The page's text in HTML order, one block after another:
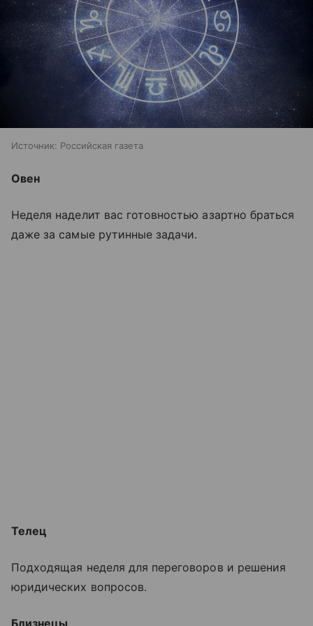
Источник: Российская газета
Овен
Неделя наделит вас готовностью азартно браться
даже за самые рутинные задачи.
Телец
Подходящая неделя для переговоров и решения
юридических вопросов.